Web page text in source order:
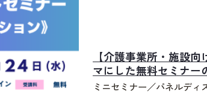
【介護事業所・施設
マにした無料セミナー
ミニセミナー／パネルディ